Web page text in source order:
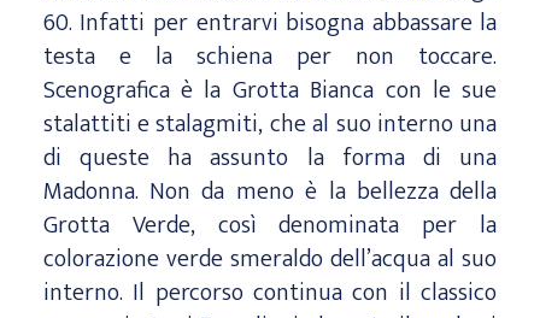
60. Infatti per entrarvi bisogna abbassare la
testa e la schiena per non toccare.
Scenografica è la Grotta Bianca con le sue
stalattiti e stalagmiti, che al suo interno una
di queste ha assunto la forma di una
Madonna. Non da meno è la bellezza della
Grotta Verde, così denominata per la
colorazione verde smeraldo dell’acqua al suo
interno. Il percorso continua con il classico